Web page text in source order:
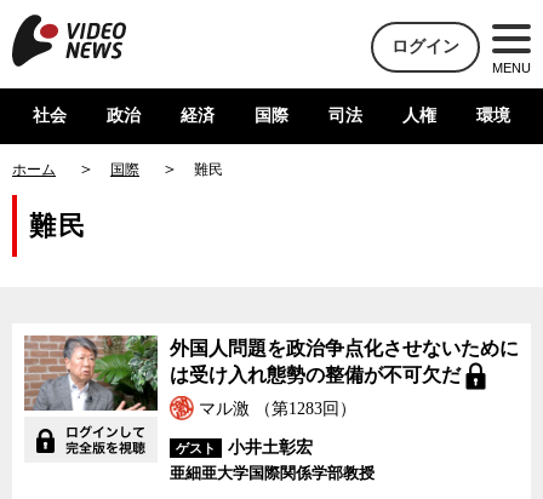
ログイン
MENU
社会 政治 経済 国際 司法 人権 環境
ホーム 国際 難民
難民
外国人問題を政治争点化させないために
は受け入れ態勢の整備が不可欠だ
マル激 （第1283回）
ゲスト
小井土彰宏
亜細亜大学国際関係学部教授